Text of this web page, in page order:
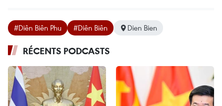
#Diên Biên Phu #Diên Biên Dien Bien
RÉCENTS PODCASTS